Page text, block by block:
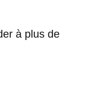
à plus de